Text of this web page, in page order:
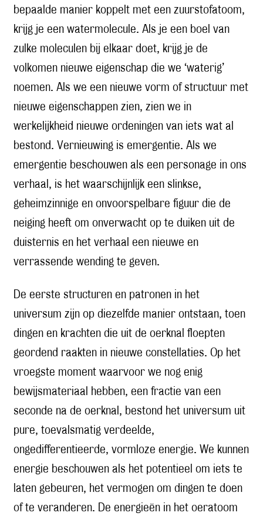
bepaalde manier koppelt met een zuurstofatoom,
krijg je een watermolecule. Als je een boel van
zulke moleculen bij elkaar doet, krijg je de
volkomen nieuwe eigenschap die we ‘waterig’
noemen. Als we een nieuwe vorm of structuur met
nieuwe eigenschappen zien, zien we in
werkelijkheid nieuwe ordeningen van iets wat al
bestond. Vernieuwing is emergentie. Als we
emergentie beschouwen als een personage in ons
verhaal, is het waarschijnlijk een slinkse,
geheimzinnige en onvoorspelbare figuur die de
neiging heeft om onverwacht op te duiken uit de
duisternis en het verhaal een nieuwe en
verrassende wending te geven.
De eerste structuren en patronen in het
universum zijn op diezelfde manier ontstaan, toen
dingen en krachten die uit de oerknal floepten
geordend raakten in nieuwe constellaties. Op het
vroegste moment waarvoor we nog enig
bewijsmateriaal hebben, een fractie van een
seconde na de oerknal, bestond het universum uit
pure, toevalsmatig verdeelde,
ongedifferentieerde, vormloze energie. We kunnen
energie beschouwen als het potentieel om iets te
laten gebeuren, het vermogen om dingen te doen
of te veranderen. De energieën in het oeratoom